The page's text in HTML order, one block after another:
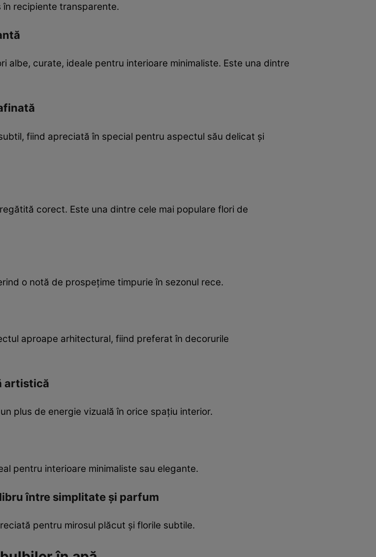
recipiente transparente.
albe, curate, ideale pentru interioare minimaliste. Este una dintre
fiind apreciată în special pentru aspectul său delicat și
corect. Este una dintre cele mai populare flori de
o notă de prospețime timpurie în sezonul rece.
aproape arhitectural, fiind preferat în decorurile
artistică
plus de energie vizuală în orice spațiu interior.
pentru interioare minimaliste sau elegante.
între simplitate și parfum
pentru mirosul plăcut și florile subtile.